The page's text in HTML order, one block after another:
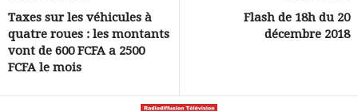
Taxes sur les véhicules à
quatre roues : les montants
vont de 600 FCFA a 2500
FCFA le mois
Flash de 18h du 20
décembre 2018